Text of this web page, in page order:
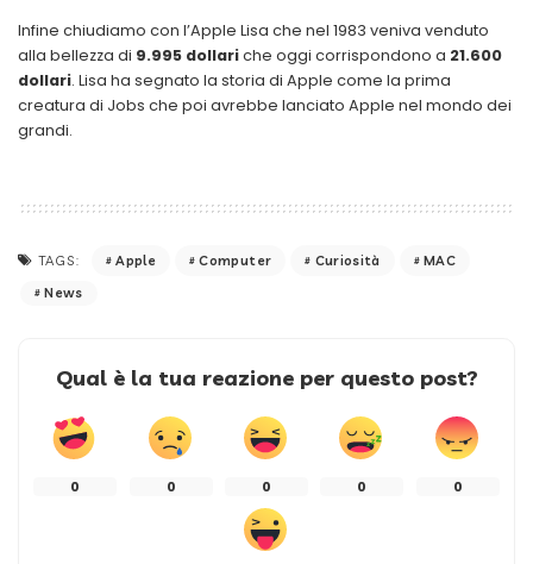
Infine chiudiamo con l’Apple Lisa che nel 1983 veniva venduto
alla bellezza di 9.995 dollariche oggi corrispondono a 21.600
dollari. Lisa ha segnato la storia di Apple come la prima
creatura di Jobs che poi avrebbe lanciato Apple nel mondo dei
grandi.
TAGS: Apple Computer Curiosità
MAC
News
Qual è la tua reazione per questo post?
0 0 0 0 0